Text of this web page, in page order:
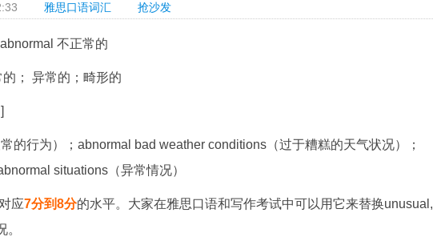
雅思口语词汇 抢沙发
不正常的
的； 异常的；畸形的
的行为）；abnormal bad weather conditions（过于糟糕的天气状况）；
situations（异常情况）
应7分到8分的水平。大家在雅思口语和写作考试中可以用它来替换unusual,